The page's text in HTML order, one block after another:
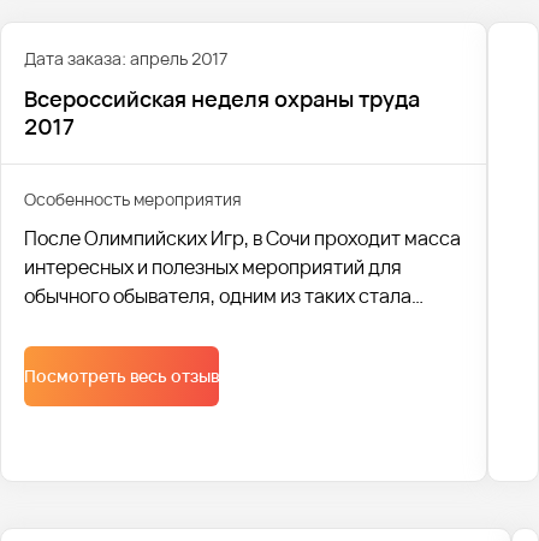
Дата заказа: апрель 2017
Всероссийская неделя охраны труда
2017
Особенность мероприятия
После Олимпийских Игр, в Сочи проходит масса
интересных и полезных мероприятий для
обычного обывателя, одним из таких стала
Посмотреть весь отзыв